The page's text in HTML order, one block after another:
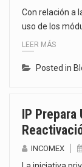
Con relación a
uso de los
LEER MÁS
Posted in
IP
INCOMEX